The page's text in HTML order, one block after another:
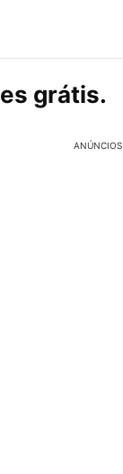
grátis.
ANÚNCIOS